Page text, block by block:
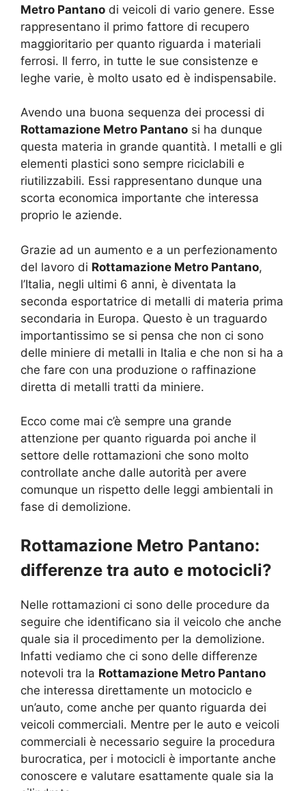
Metro Pantano di veicoli di vario genere. Esse
rappresentano il primo fattore di recupero
maggioritario per quanto riguarda i materiali
ferrosi. Il ferro, in tutte le sue consistenze e
leghe varie, è molto usato ed è indispensabile.
Avendo una buona sequenza dei processi di
Rottamazione Metro Pantano si ha dunque
questa materia in grande quantità. I metalli e gli
elementi plastici sono sempre riciclabili e
riutilizzabili. Essi rappresentano dunque una
scorta economica importante che interessa
proprio le aziende.
Grazie ad un aumento e a un perfezionamento
del lavoro di Rottamazione Metro Pantano,
l’Italia, negli ultimi 6 anni, è diventata la
seconda esportatrice di metalli di materia prima
secondaria in Europa. Questo è un traguardo
importantissimo se si pensa che non ci sono
delle miniere di metalli in Italia e che non si ha a
che fare con una produzione o raffinazione
diretta di metalli tratti da miniere.
Ecco come mai c’è sempre una grande
attenzione per quanto riguarda poi anche il
settore delle rottamazioni che sono molto
controllate anche dalle autorità per avere
comunque un rispetto delle leggi ambientali in
fase di demolizione.
Rottamazione Metro Pantano:
differenze tra auto e motocicli?
Nelle rottamazioni ci sono delle procedure da
seguire che identificano sia il veicolo che anche
quale sia il procedimento per la demolizione.
Infatti vediamo che ci sono delle differenze
notevoli tra la Rottamazione Metro Pantano
che interessa direttamente un motociclo e
un’auto, come anche per quanto riguarda dei
veicoli commerciali. Mentre per le auto e veicoli
commerciali è necessario seguire la procedura
burocratica, per i motocicli è importante anche
conoscere e valutare esattamente quale sia la